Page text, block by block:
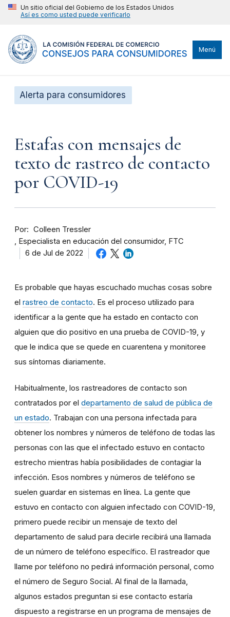
Un sitio oficial del Gobierno de los Estados Unidos
Así es como usted puede verificarlo
Menú
Alerta para consumidores
Estafas con mensajes de
texto de rastreo de contacto
por COVID-19
Por
Colleen Tressler
Especialista en educación del consumidor, FTC
6 de Jul de 2022
Es probable que hayas escuchado muchas cosas sobre
el rastreo de contacto. Es el proceso utilizado para
identificar a la gente que ha estado en contacto con
alguien que dio positivo en una prueba de COVID-19, y
que le indica que se quede en cuarentena y monitoree
sus síntomas diariamente.
Habitualmente, los rastreadores de contacto son
contratados por el departamento de salud de pública de
un estado. Trabajan con una persona infectada para
obtener los nombres y números de teléfono de todas las
personas con las que el infectado estuvo en contacto
estrecho mientras había posibilidades de contagiar la
infección. Esos nombres y números de teléfono se
suelen guardar en sistemas en línea. La gente que
estuvo en contacto con alguien infectado con COVID-19,
primero puede recibir un mensaje de texto del
departamento de salud para decirle recibirá una llamada
de un número de teléfono específico. El rastreador que
llame por teléfono no pedirá información personal, como
el número de Seguro Social. Al final de la llamada,
algunos estados preguntan si ese contacto estaría
dispuesto a registrarse en un programa de mensajes de